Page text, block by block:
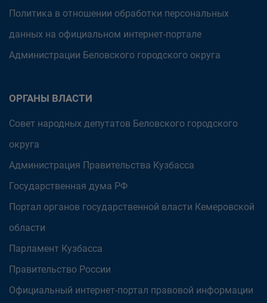
Политика в отношении обработки персональных
данных на официальном интернет-портале
Администрации Беловского городского округа
ОРГАНЫ ВЛАСТИ
Совет народных депутатов Беловского городского
округа
Администрация Правительства Кузбасса
Государственная дума РФ
Портал органов государственной власти Кемеровской
области
Парламент Кузбасса
Правительство России
Официальный интернет-портал правовой информации